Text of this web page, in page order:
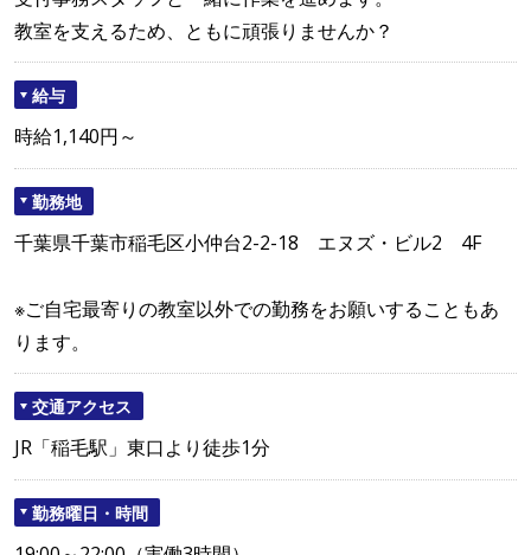
教室を支えるため、ともに頑張りませんか？
給与
時給1,140円～
勤務地
千葉県千葉市稲毛区小仲台2-2-18 エヌズ・ビル2 4F
※ご自宅最寄りの教室以外での勤務をお願いすることもあ
ります。
交通アクセス
JR「稲毛駅」東口より徒歩1分
勤務曜日・時間